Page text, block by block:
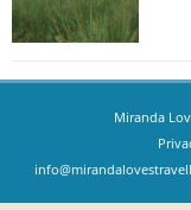
Miranda